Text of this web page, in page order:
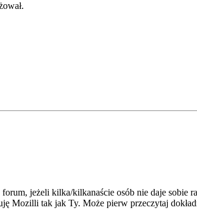
jeżeli kilka/kilkanaście osób nie daje sobie
Mozilli tak jak Ty. Może pierw przeczytaj